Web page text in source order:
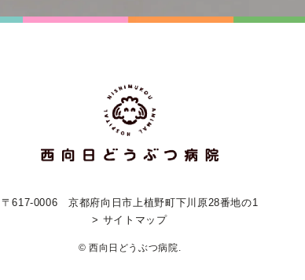
〒617-0006京都府向日市上植野町下川原28番地の1
> サイトマップ
© 西向日どうぶつ病院.